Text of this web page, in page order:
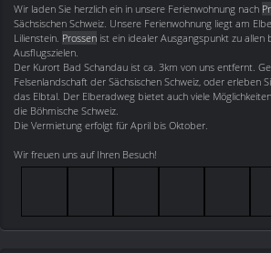
Wir laden Sie herzlich ein in unsere Ferienwohnung nach
Sächsischen Schweiz. Unsere Ferienwohnung liegt am
Lilienstein. Prossen ist ein idealer Ausgangspunkt zu
Ausflugszielen.
Der Kurort Bad Schandau ist ca. 3km von uns entfernt.
Felsenlandschaft der Sächsischen Schweiz, oder erleben
das Elbtal. Der Elberadweg bietet auch viele
die Böhmische Schweiz.
Die Vermietung erfolgt für April bis Oktober.
Wir freuen uns auf Ihren Besuch!